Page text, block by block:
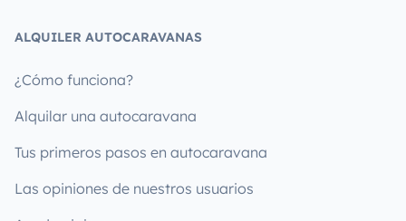
ALQUILER AUTOCARAVANAS
¿Cómo funciona?
Alquilar una autocaravana
Tus primeros pasos en autocaravana
Las opiniones de nuestros usuarios